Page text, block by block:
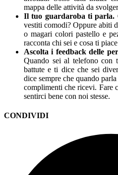
mappa delle attività da
Il tuo guardaroba ti parla.
vestiti comodi? Oppure abiti
o magari colori pastello e
racconta chi sei e cosa ti
Ascolta i feedback delle
Quando sei al telefono con
battute e ti dice che sei
dice sempre che quando
complimenti che ricevi. Fare
sentirci bene con noi stesse.
CONDIVIDI